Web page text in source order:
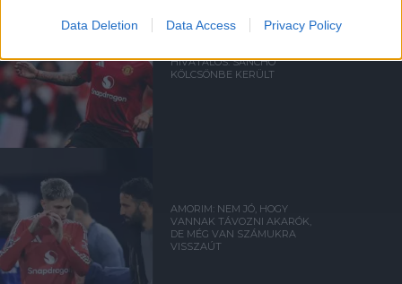
Data Deletion Data Access Privacy Policy
HIVATALOS: SANCHO
KÖLCSÖNBE KERÜLT
AMORIM: NEM JÓ, HOGY
VANNAK TÁVOZNI AKARÓK,
DE MÉG VAN SZÁMUKRA
VISSZAÚT